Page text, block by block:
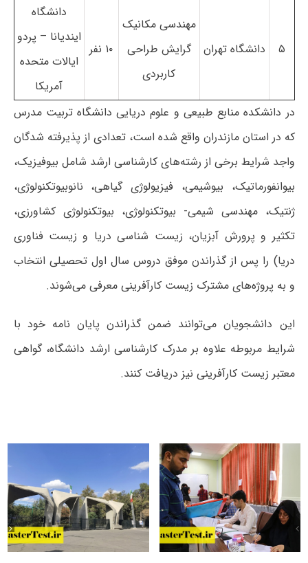
۵ دانشگاه تهران
مهندسی مکانیک
گرایش طراحی
کاربردی
۱۰ نفر
دانشگاه
ایندیانا – پردو
ایالات متحده
آمریکا
در دانشکده منابع طبیعی و علوم دریایی دانشگاه تربیت مدرس
که در استان مازندران واقع شده است، تعدادی از پذیرفته شدگان
واجد شرایط برخی از رشته‌های کارشناسی ارشد شامل بیوفیزیک،
بیوانفورماتیک، بیوشیمی، فیزیولوژی گیاهی، نانوبیوتکنولوژی،
ژنتیک، مهندسی شیمی- بیوتکنولوژی، بیوتکنولوژی کشاورزی،
تکثیر و پرورش آبزیان، زیست شناسی دریا و زیست فناوری
دریا) را پس از گذراندن موفق دروس سال اول تحصیلی انتخاب
و به پروژه‌های مشترک زیست کارآفرینی معرفی می‌شوند.
این دانشجویان می‌توانند ضمن گذراندن پایان نامه خود با
شرایط مربوطه علاوه بر مدرک کارشناسی ارشد دانشگاه، گواهی
معتبر زیست کارآفرینی نیز دریافت کنند.